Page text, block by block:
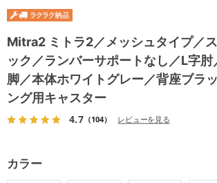
Mitra2 ミトラ2／メッシュタイプ／
ック／ランバーサポートなし／L字
脚／本体ホワイトグレー／背座ブラ
ング用キャスター
4.7（104） レビューを見る
カラー